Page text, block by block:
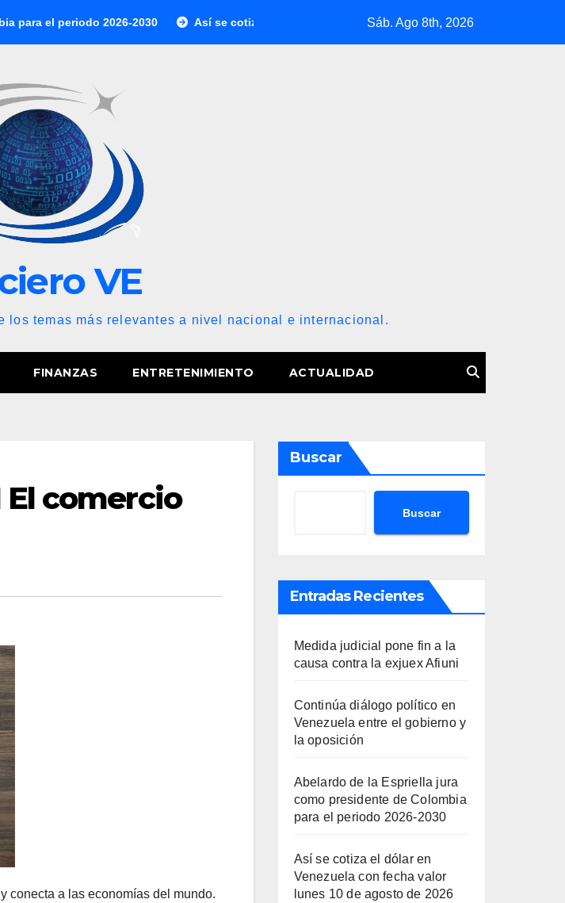
2026-2030 Así se cotiza el dólar en Venezuela con fecha valor lunes 10 de agosto de 2026
Sáb. Ago 8th, 2026
VE
temas más relevantes a nivel nacional e internacional.
FINANZAS ENTRETENIMIENTO ACTUALIDAD
El comercio
y conecta a las economías del mundo.
Buscar
Buscar
Entradas Recientes
Medida judicial pone fin a la
causa contra la exjuex Afiuni
Continúa diálogo político en
Venezuela entre el gobierno y
la oposición
Abelardo de la Espriella jura
como presidente de Colombia
para el periodo 2026-2030
Así se cotiza el dólar en
Venezuela con fecha valor
lunes 10 de agosto de 2026